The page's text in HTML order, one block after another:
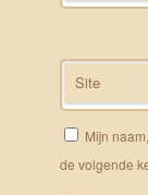
Site
Mijn
de volgende